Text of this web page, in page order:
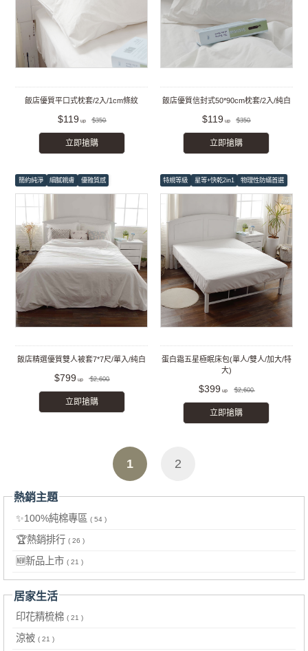
飯店優質平口式枕套/2入/1cm條紋
$119 $350
立即搶購
飯店優質信封式50*90cm枕套/2入/純白
$119 $350
立即搶購
簡約純淨 細膩親膚 優雅質感
飯店精選優質雙人被套7*7尺/單入/純白
$799 $2,600
立即搶購
特規等級 星等+快乾2in1 物理性防蟎首選
蛋白霜五星極眠床包(單人/雙人/加大/特
大)
$399 $2,600
立即搶購
1 2
熱銷主題
✨100%純棉專區 ( 54 )
🏆熱銷排行 ( 26 )
🆕新品上市 ( 21 )
居家生活
印花精梳棉 ( 21 )
涼被 ( 21 )